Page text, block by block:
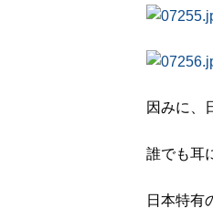
因みに、
誰でも耳
日本特有